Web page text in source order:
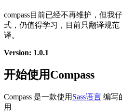
compass目前已经不再维护，但我
式，仍值得学习，目前只翻译规范
译。
Version: 1.0.1
开始使用Compass
Compass 是一款使用 Sass语言 编写
用